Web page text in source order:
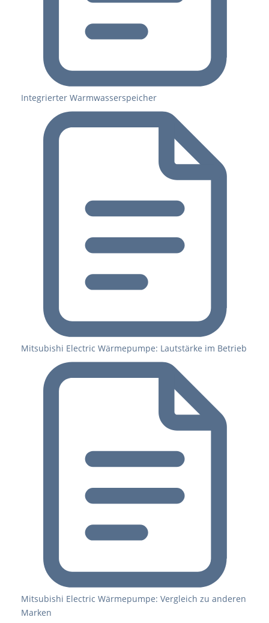
Integrierter Warmwasserspeicher
Mitsubishi Electric Wärmepumpe: Lautstärke im Betrieb
Mitsubishi Electric Wärmepumpe: Vergleich zu anderen
Marken